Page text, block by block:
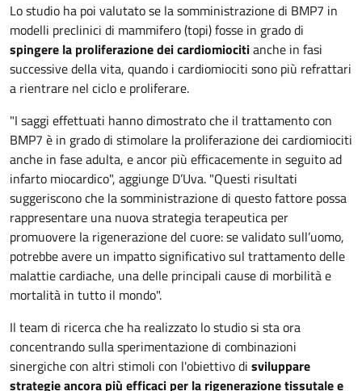
Lo studio ha poi valutato se la somministrazione di BMP7 in
modelli preclinici di mammifero (topi) fosse in grado di
spingere la proliferazione dei cardiomiocitianche in fasi
successive della vita, quando i cardiomiociti sono più refrattari
a rientrare nel ciclo e proliferare.
"I saggi effettuati hanno dimostrato che il trattamento con
BMP7 è in grado di stimolare la proliferazione dei cardiomiociti
anche in fase adulta, e ancor più efficacemente in seguito ad
infarto miocardico", aggiunge D’Uva. "Questi risultati
suggeriscono che la somministrazione di questo fattore possa
rappresentare una nuova strategia terapeutica per
promuovere la rigenerazione del cuore: se validato sull’uomo,
potrebbe avere un impatto significativo sul trattamento delle
malattie cardiache, una delle principali cause di morbilità e
mortalità in tutto il mondo".
Il team di ricerca che ha realizzato lo studio si sta ora
concentrando sulla sperimentazione di combinazioni
sinergiche con altri stimoli con l'obiettivo di sviluppare
strategie ancora più efficaci per la rigenerazione tissutale e